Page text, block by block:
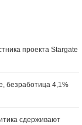
проекта Stargate
безработица 4,1%
сдерживают